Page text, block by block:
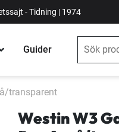
- Tidning | 1974
Guider
transparent
Westin W3